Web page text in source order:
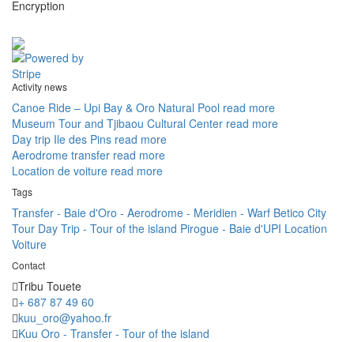
Activity news
Canoe Ride – Upi Bay & Oro Natural Pool read more
Museum Tour and Tjibaou Cultural Center read more
Day trip Ile des Pins read more
Aerodrome transfer read more
Location de voiture read more
Tags
Transfer - Baie d'Oro - Aerodrome - Meridien - Warf Betico City
Tour Day Trip - Tour of the island Pirogue - Baie d'UPI Location
Voiture
Contact
Tribu Touete
+ 687 87 49 60
kuu_oro@yahoo.fr
Kuu Oro - Transfer - Tour of the island